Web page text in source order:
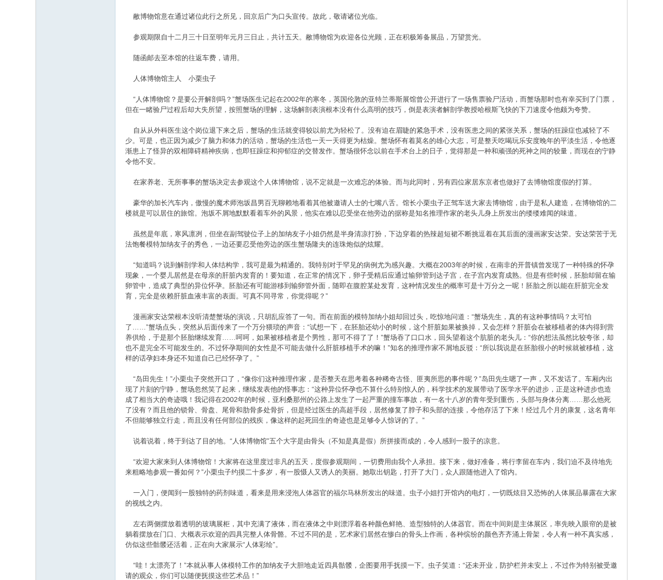
敝博物馆意在通过诸位此行之所见，回京后广为口头宣传。故此，敬请诸位光临。
参观期限自十二月三十日至明年元月三日止，共计五天。敝博物馆为欢迎各位光顾，正在积极筹备展品，万望赏光。
随函邮去至本馆的往返车费，请用。
人体博物馆主人 小栗虫子
“人体博物馆？是要公开解剖吗？”蟹场医生记起在2002年的寒冬，英国伦敦的亚特兰蒂斯展馆曾公开进行了一场售票验尸活动，而蟹场那时也有幸买到了门票，
但在一睹验尸过程后却大失所望，按照蟹场的理解，这场解剖表演根本没有什么高明的技巧，倒是表演者解剖学教授哈根斯飞快的下刀速度令他颇为夸赞。
自从从外科医生这个岗位退下来之后，蟹场的生活就变得较以前尤为轻松了。没有迫在眉睫的紧急手术，没有医患之间的紧张关系，蟹场的狂躁症也减轻了不
少。可是，也正因为减少了脑力和体力的活动，蟹场的生活也一天一天得更为枯燥。蟹场怀有着莫名的雄心大志，可是整天吃喝玩乐安度晚年的平淡生活，令他逐
渐患上了怪异的双相障碍精神疾病，也即狂躁症和抑郁症的交替发作。蟹场很怀念以前在手术台上的日子，觉得那是一种和顽强的死神之间的较量，而现在的宁静
令他不安。
在家养老、无所事事的蟹场决定去参观这个人体博物馆，说不定就是一次难忘的体验。而与此同时，另有四位家居东京者也做好了去博物馆度假的打算。
豪华的加长汽车内，傲慢的魔术师泡坂昌男百无聊赖地看着其他被邀请人士的七嘴八舌。馆长小栗虫子正驾车送大家去博物馆，由于是私人建造，在博物馆的二
楼就是可以居住的旅馆。泡坂不屑地默默看着车外的风景，他实在难以忍受坐在他旁边的据称是知名推理作家的老头儿身上所发出的缕缕难闻的味道。
虽然是年底，寒风凛冽，但坐在副驾驶位子上的加纳友子小姐仍然是半身清凉打扮，下边穿着的热辣超短裙不断挑逗着在其后面的漫画家安达荣。安达荣苦于无
法饱餐模特加纳友子的秀色，一边还要忍受他旁边的医生蟹场隆夫的连珠炮似的炫耀。
“知道吗？说到解剖学和人体结构学，我可是最为精通的。我特别对于罕见的病例尤为感兴趣。大概在2003年的时候，在南非的开普镇曾发现了一种特殊的怀孕
现象，一个婴儿居然是在母亲的肝脏内发育的！要知道，在正常的情况下，卵子受精后应通过输卵管到达子宫，在子宫内发育成熟。但是有些时候，胚胎却留在输
卵管中，造成了典型的异位怀孕。胚胎还有可能游移到输卵管外面，随即在腹腔某处发育，这种情况发生的概率可是十万分之一呢！胚胎之所以能在肝脏完全发
育，完全是依赖肝脏血液丰富的表面。可真不同寻常，你觉得呢？”
漫画家安达荣根本没听清楚蟹场的演说，只胡乱应答了一句。而在前面的模特加纳小姐却回过头，吃惊地问道：“蟹场先生，真的有这种事情吗？太可怕
了……”蟹场点头，突然从后面传来了一个万分猥琐的声音：“试想一下，在胚胎还幼小的时候，这个肝脏如果被换掉，又会怎样？肝脏会在被移植者的体内得到营
养供给，于是那个胚胎继续发育……呵呵，如果被移植者是个男性，那可不得了了！”蟹场吞了口口水，回头望着这个肮脏的老头儿：“你的想法虽然比较夸张，却
也不是完全不可能发生的。不过怀孕期间的女性是不可能去做什么肝脏移植手术的嘛！”知名的推理作家不屑地反驳：“所以我说是在胚胎很小的时候就被移植，这
样的话孕妇本身还不知道自己已经怀孕了。”
“岛田先生！”小栗虫子突然开口了，“像你们这种推理作家，是否整天在思考着各种稀奇古怪、匪夷所思的事件呢？”岛田先生嗯了一声，又不发话了。车厢内出
现了片刻的宁静，蟹场忽然笑了起来，继续发表他的怪事志：“这种异位怀孕也不算什么特别惊人的，科学技术的发展带动了医学水平的进步，正是这种进步也造
成了相当大的奇迹哦！我记得在2002年的时候，亚利桑那州的公路上发生了一起严重的撞车事故，有一名十八岁的青年受到重伤，头部与身体分离……那么他死
了没有？而且他的锁骨、骨盘、尾骨和肋骨多处骨折，但是经过医生的高超手段，居然修复了脖子和头部的连接，令他存活了下来！经过几个月的康复，这名青年
不但能够独立行走，而且没有任何部位的残疾，像这样的起死回生的奇迹也是足够令人惊讶的了。”
说着说着，终于到达了目的地。“人体博物馆”五个大字是由骨头（不知是真是假）所拼接而成的，令人感到一股子的凉意。
“欢迎大家来到人体博物馆！大家将在这里度过非凡的五天，度假参观期间，一切费用由我个人承担。接下来，做好准备，将行李留在车内，我们迫不及待地先
来粗略地参观一番如何？”小栗虫子约摸二十多岁，有一股慑人又诱人的美丽。她取出钥匙，打开了大门，众人跟随他进入了馆内。
一入门，便闻到一股独特的药剂味道，看来是用来浸泡人体器官的福尔马林所发出的味道。虫子小姐打开馆内的电灯，一切既炫目又恐怖的人体展品暴露在大家
的视线之内。
左右两侧摆放着透明的玻璃展柜，其中充满了液体，而在液体之中则漂浮着各种颜色鲜艳、造型独特的人体器官。而在中间则是主体展区，率先映入眼帘的是被
躺着摆放在门口、大概表示欢迎的四具完整人体骨骼。不过不同的是，艺术家们居然在惨白的骨头上作画，各种缤纷的颜色齐齐涌上骨架，令人有一种不真实感，
仿似这些骷髅还活着，正在向大家展示“人体彩绘”。
“哇！太漂亮了！”本就从事人体模特工作的加纳友子大胆地走近四具骷髅，企图要用手抚摸一下。虫子笑道：“还未开业，防护栏并未安上，不过作为特别被受邀
请的观众，你们可以随便抚摸这些艺术品！”